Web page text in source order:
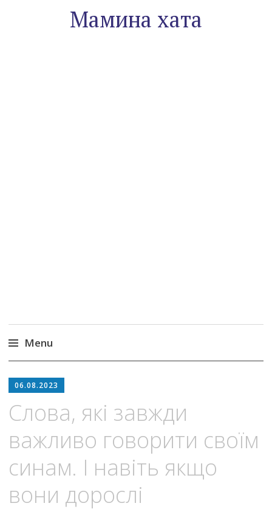
Мамина хата
Menu
to
06.08.2023
Слова, які завжди
важливо говорити своїм
синам. І навіть якщо
вони дорослі